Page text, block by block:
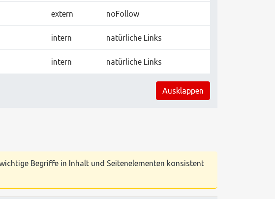
extern noFollow
intern natürliche Links
intern natürliche Links
Ausklappen
Begriffe in Inhalt und Seitenelementen konsistent